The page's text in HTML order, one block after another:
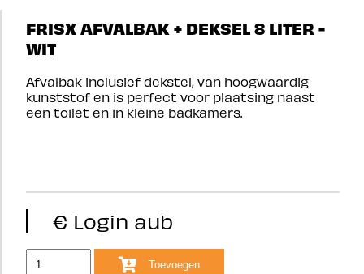
FRISX AFVALBAK + DEKSEL 8 LITER -
WIT
Afvalbak inclusief dekstel, van hoogwaardig
kunststof en is perfect voor plaatsing naast
een toilet en in kleine badkamers.
€ Login aub
Toevoegen